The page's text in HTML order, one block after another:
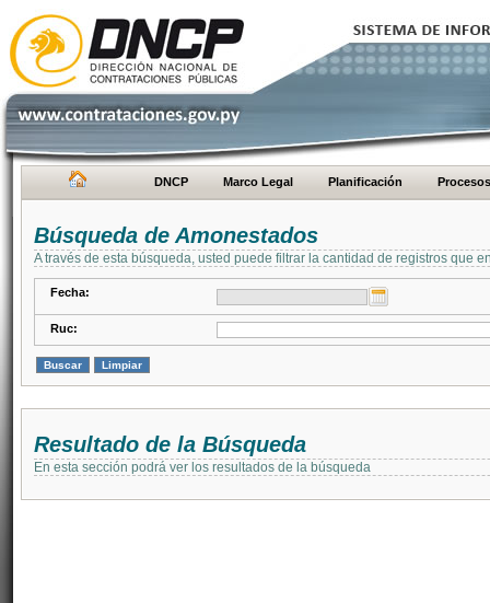
DNCP Marco Legal Planificación Procesos
Búsqueda de Amonestados
A través de esta búsqueda, usted puede filtrar la cantidad de registros que
Fecha:
Ruc:
Resultado de la Búsqueda
En esta sección podrá ver los resultados de la búsqueda